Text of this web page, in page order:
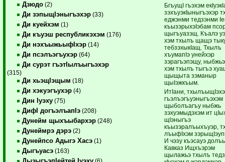
Дзюдо (2)
Ди зэпыщIэныгъэхэр (33)
Ди куейхэм (1)
Ди къуэш республикэхэм (176)
Ди нэхъыжьыфIхэр (14)
Ди псэлъэгъухэр (64)
Ди сурэт гъэтIылъыгъэхэр
(315)
Ди хьэщIэщым (18)
Ди хэкуэгъухэр (4)
Дин Iуэху (75)
ДифI догъэлъапIэ (208)
Дунейм щыхъыбархэр (248)
Дунеймрэ дэрэ (2)
Дунейпсо Адыгэ Хасэ (1)
Дыгъуасэ (163)
(6)
БгъущI гъэхэм
зэхъуэ­кIыныгъэхэр
еджэнми те­дзэнми
къызэрыхэIэбам
щыгъуазэщ. Къалэ
хэм тхылъ щащэ
­тебзэхыкIащ. Тхылъ
хъумапIэ унейхэр
зэрагъэпэщу,
хэм тхылъ тыгъэ
щыщыта зэманыр
щыIэжкъым.
ИтIани,
гъэ­лъэ­гъуэныгъэхэм
щыболъагъу ныбжь
зэхуэмыдэхэм ит
щIэныгъэ
къызэралъыхъуэр,
лъыфIхэм
И чэзу къэсауэ
Кавказ Ищхъэрэм
щылажьэ тхылъ